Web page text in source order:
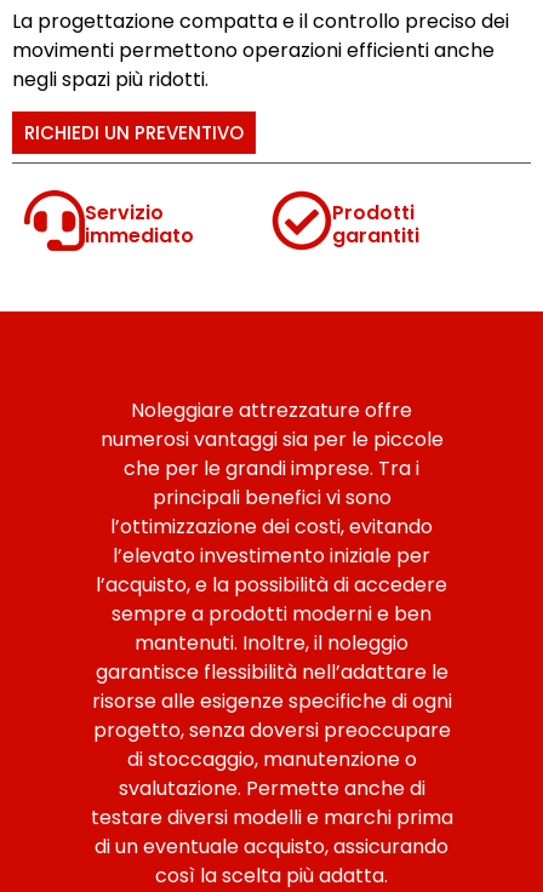
La progettazione compatta e il controllo preciso dei
movimenti permettono operazioni efficienti anche
negli spazi più ridotti.
RICHIEDI UN PREVENTIVO
Servizio
immediato
Prodotti
garantiti
Noleggiare attrezzature offre
numerosi vantaggi sia per le piccole
che per le grandi imprese. Tra i
principali benefici vi sono
l’ottimizzazione dei costi, evitando
l’elevato investimento iniziale per
l’acquisto, e la possibilità di accedere
sempre a prodotti moderni e ben
mantenuti. Inoltre, il noleggio
garantisce flessibilità nell’adattare le
risorse alle esigenze specifiche di ogni
progetto, senza doversi preoccupare
di stoccaggio, manutenzione o
svalutazione. Permette anche di
testare diversi modelli e marchi prima
di un eventuale acquisto, assicurando
così la scelta più adatta.